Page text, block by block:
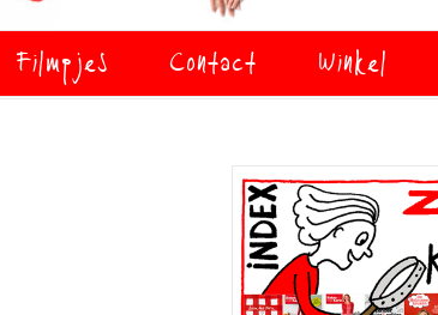
Filmpjes Contact Winkel
Primaire
Sidebar